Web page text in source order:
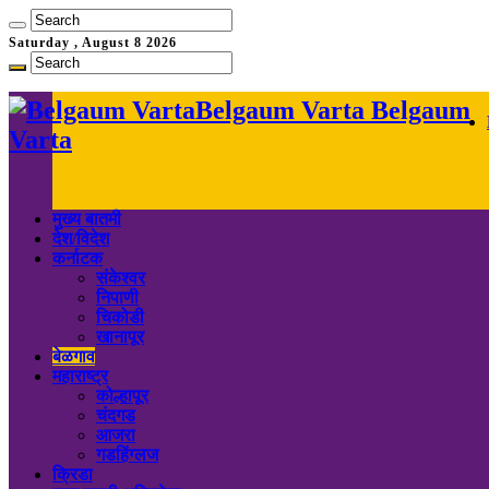
Saturday , August 8 2026
Belgaum Varta Belgaum
Varta
मुख्य बातमी
देश/विदेश
कर्नाटक
संकेश्वर
निपाणी
चिकोडी
खानापूर
बेळगाव
महाराष्ट्र
कोल्हापूर
चंदगड
आजरा
गडहिंग्लज
क्रिडा